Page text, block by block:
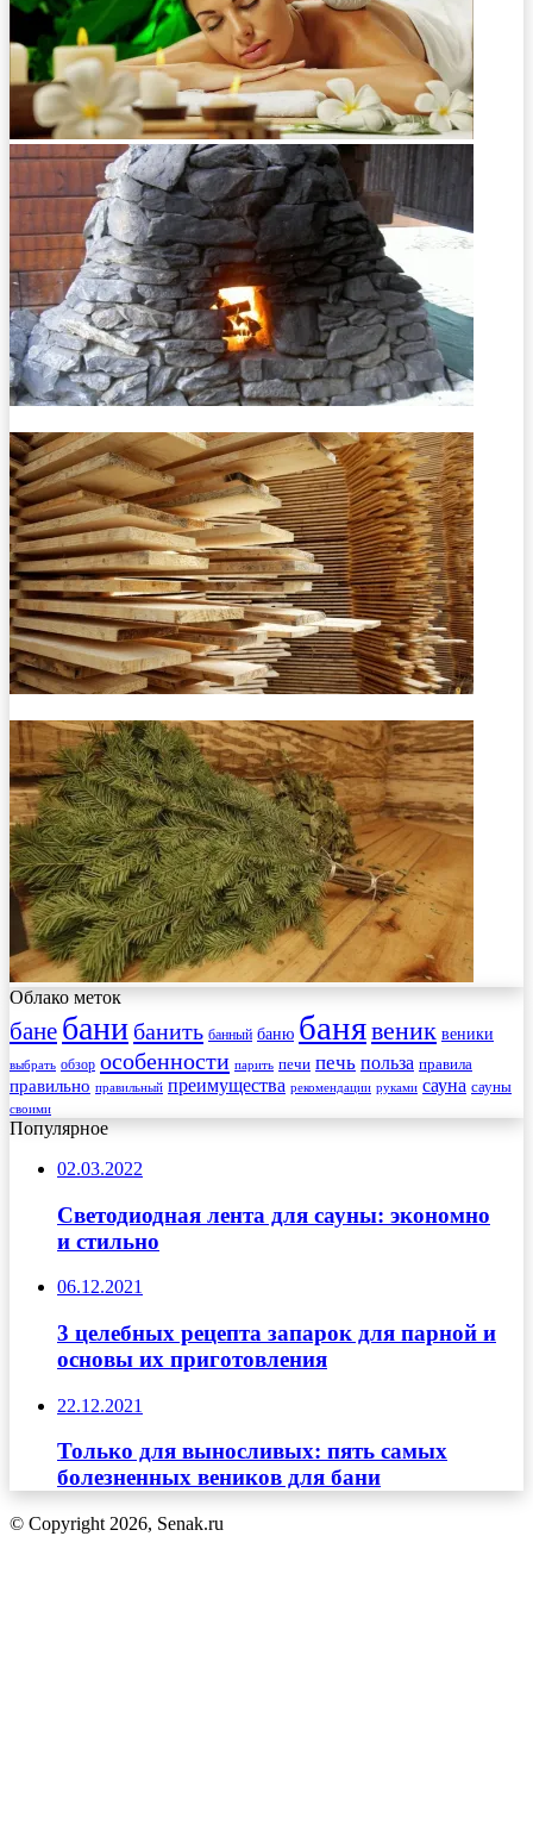
Облако меток
бане бани банить банный баню банявеник веники
выбрать обзор особенности парить печи печь польза правила
правильно правильный преимущества рекомендации руками сауна сауны
своими
Популярное
02.03.2022
Светодиодная лента для сауны: экономно
и стильно
06.12.2021
3 целебных рецепта запарок для парной и
основы их приготовления
22.12.2021
Только для выносливых: пять самых
болезненных веников для бани
© Copyright 2026, Senak.ru